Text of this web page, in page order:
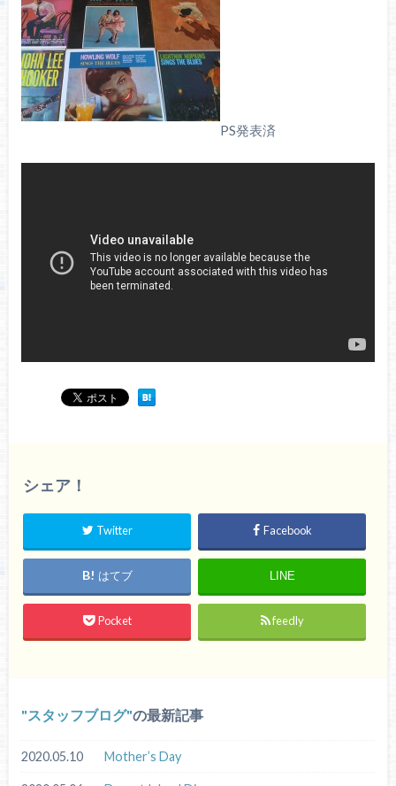
PS発表済
シェア！
Twitter Facebook
はてブ LINE
Pocket feedly
スタッフブログ の最新記事
2020.05.10 Mother’s Day